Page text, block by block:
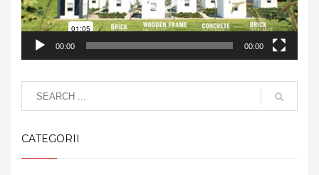
00:00 00:00
CATEGORII